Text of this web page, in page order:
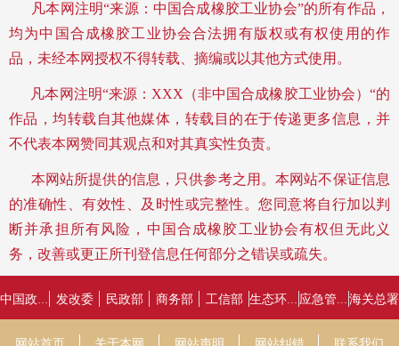
凡本网注明“来源：中国合成橡胶工业协会”的所有作品，
均为中国合成橡胶工业协会合法拥有版权或有权使用的作
品，未经本网授权不得转载、摘编或以其他方式使用。
凡本网注明“来源：XXX（非中国合成橡胶工业协会）“的
作品，均转载自其他媒体，转载目的在于传递更多信息，并
不代表本网赞同其观点和对其真实性负责。
本网站所提供的信息，只供参考之用。本网站不保证信息
的准确性、有效性、及时性或完整性。您同意将自行加以判
断并承担所有风险，中国合成橡胶工业协会有权但无此义
务，改善或更正所刊登信息任何部分之错误或疏失。
中国政府网 发改委 民政部 商务部 工信部 生态环境部 应急管理部 海关总署